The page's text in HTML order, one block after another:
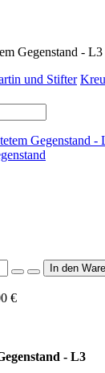
Gegenstand - L3
und Stifter
€
- L3